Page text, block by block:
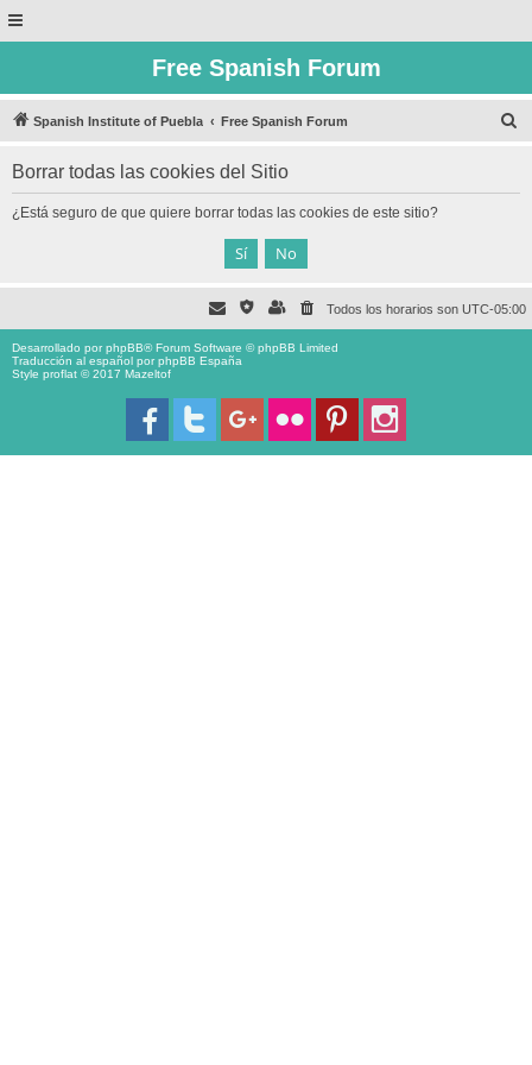
Free Spanish Forum
Spanish Institute of Puebla Free Spanish Forum
Borrar todas las cookies del Sitio
¿Está seguro de que quiere borrar todas las cookies de este sitio?
Todos los horarios son UTC-05:00
Desarrollado porphpBB® Forum Software © phpBB Limited
Traducción al español porphpBB España
Style proflat © 2017 Mazeltof